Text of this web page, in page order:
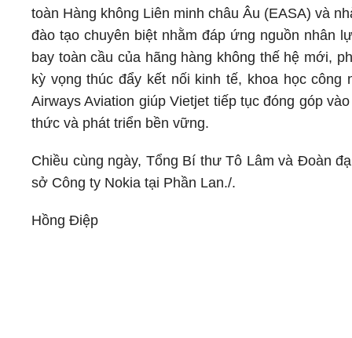
toàn Hàng không Liên minh châu Âu (EASA) và
đào tạo chuyên biệt nhằm đáp ứng nguồn nhân
bay toàn cầu của hãng hàng không thế hệ mới,
kỳ vọng thúc đẩy kết nối kinh tế, khoa học
Airways Aviation giúp Vietjet tiếp tục đóng góp
thức và phát triển bền vững.
Chiều cùng ngày, Tổng Bí thư Tô Lâm và Đoàn
sở Công ty Nokia tại Phần Lan./.
Hồng Điệp